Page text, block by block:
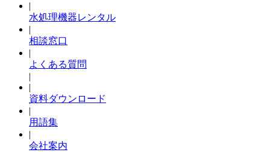
|
水処理機器レンタル
|
相談窓口
|
よくある質問
|
|
資料ダウンロード
|
用語集
|
会社案内